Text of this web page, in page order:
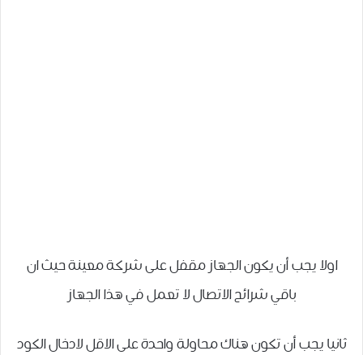
اولا يجب أن يكون الجهاز مقفل على شركة معينة حيث ان
باقي شرائح الاتصال لا تعمل في هذا الجهاز
ثانيا يجب أن تكون هناك محاولة واحدة على الاقل لادخال الكود